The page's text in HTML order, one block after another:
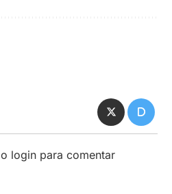
login para comentar